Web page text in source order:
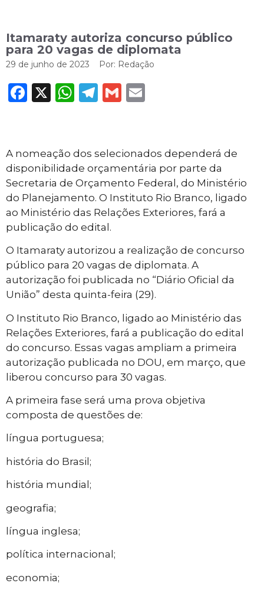
Itamaraty autoriza concurso público
para 20 vagas de diplomata
29 de junho de 2023 Por: Redação
Facebook
X WhatsApp
Telegram
Gmail
A nomeação dos selecionados dependerá de
disponibilidade orçamentária por parte da
Secretaria de Orçamento Federal, do Ministério
do Planejamento. O Instituto Rio Branco, ligado
ao Ministério das Relações Exteriores, fará a
publicação do edital.
O Itamaraty autorizou a realização de concurso
público para 20 vagas de diplomata. A
autorização foi publicada no “Diário Oficial da
União” desta quinta-feira (29).
O Instituto Rio Branco, ligado ao Ministério das
Relações Exteriores, fará a publicação do edital
do concurso. Essas vagas ampliam a primeira
autorização publicada no DOU, em março, que
liberou concurso para 30 vagas.
A primeira fase será uma prova objetiva
composta de questões de:
língua portuguesa;
história do Brasil;
história mundial;
geografia;
língua inglesa;
política internacional;
economia;